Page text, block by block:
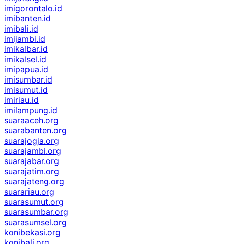
imigorontalo.id
imibanten.id
imibali.id
imijambi.id
imikalbar.id
imikalsel.id
imipapua.id
imisumbar.id
imisumut.id
imiriau.id
imilampung.id
suaraaceh.org
suarabanten.org
suarajogja.org
suarajambi.org
suarajabar.org
suarajatim.org
suarajateng.org
suarariau.org
suarasumut.org
suarasumbar.org
suarasumsel.org
konibekasi.org